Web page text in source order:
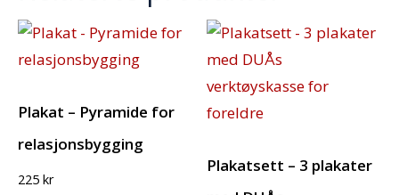
Plakat – Pyramide for
relasjonsbygging
225 kr
Plakatsett – 3 plakater